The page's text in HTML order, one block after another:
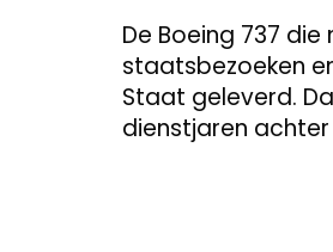
De Boeing 737
staatsbezoeken
Staat geleverd.
dienstjaren